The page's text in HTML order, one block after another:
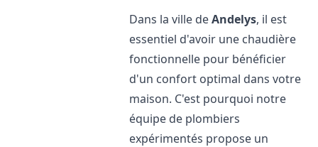
Dans la ville deAndelys, il est
essentiel d'avoir une chaudière
fonctionnelle pour bénéficier
d'un confort optimal dans votre
maison. C'est pourquoi notre
équipe de plombiers
expérimentés propose un